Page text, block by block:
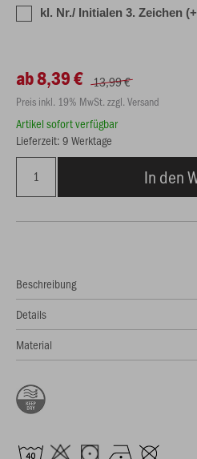
kl. Nr./ Initialen 3. Zeichen
ab 8,39 € 13,99 €
Preis inkl. 19% MwSt. zzgl. Versand
Artikel sofort verfügbar
Lieferzeit: 9 Werktage
In den
Beschreibung
Details
Material